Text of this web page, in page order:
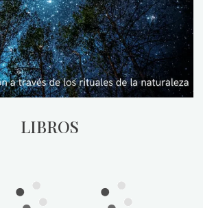
LIBROS